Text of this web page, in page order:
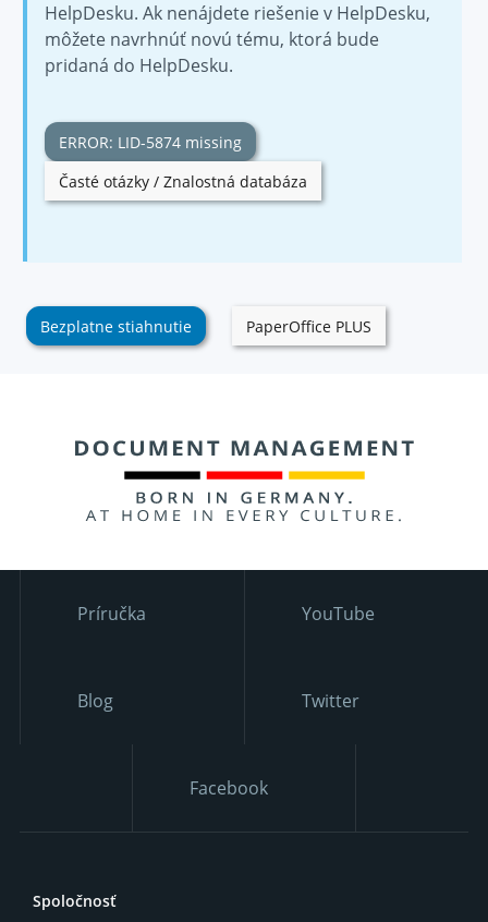
HelpDesku. Ak nenájdete riešenie v HelpDesku,
môžete navrhnúť novú tému, ktorá bude
pridaná do HelpDesku.
ERROR: LID-5874 missing
Časté otázky / Znalostná databáza
Bezplatne stiahnutie PaperOffice PLUS
Príručka YouTube
Blog Twitter
Facebook
Spoločnosť